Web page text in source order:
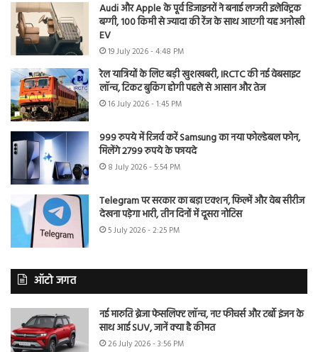
Audi और Apple के पूर्व डिजाइनरों ने बनाई लग्जरी इलेक्ट्रिक
बग्गी, 100 किमी से ज्यादा की रेंज के साथ आएगी यह अनोखी
EV
19 July 2026 - 4:48 PM
रेल यात्रियों के लिए बड़ी खुशखबरी, IRCTC की नई वेबसाइट
लॉन्च, टिकट बुकिंग होगी पहले से आसान और तेज
16 July 2026 - 1:45 PM
999 रुपये में रिजर्व करें Samsung का नया फोल्डेबल फोन,
मिलेंगे 2799 रुपये के फायदे
8 July 2026 - 5:54 PM
Telegram पर सरकार का बड़ा एक्शन, फिल्में और वेब सीरीज
देखना पड़ेगा भारी, तीन दिनों में दूसरा नोटिस
5 July 2026 - 2:25 PM
ऑटो जगत
नई मारुति ब्रेजा फेसलिफ्ट लॉन्च, नए फीचर्स और टर्बो इंजन के
साथ आई SUV, जानें क्या है कीमत
26 July 2026 - 3:56 PM